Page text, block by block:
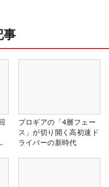
プロギアの「4層フェー
ス」が切り開く高初速ド
ライバーの新時代